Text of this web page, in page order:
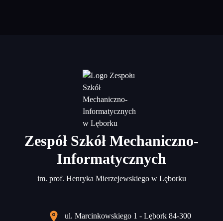
Zespół Szkół Mechaniczno-
Informatycznych
im. prof. Henryka Mierzejewskiego w Lęborku
ul. Marcinkowskiego 1 - Lębork 84-300